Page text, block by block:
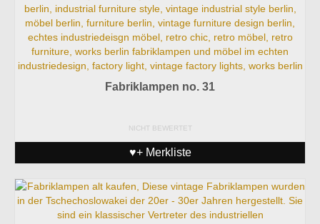
Fabriklampen no. 31
NICHT BEWERTET
♥+ Merkliste